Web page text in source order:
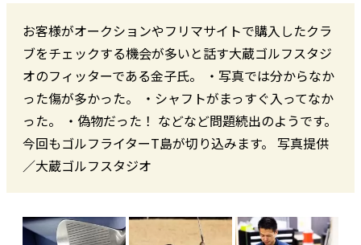
お客様がオークションやフリマサイトで購入したクラ
ブをチェックする機会が多いと話す大蔵ゴルフスタジ
オのフィッターである金子氏。 ・写真では分からなか
った傷が多かった。 ・シャフトがまっすぐ入ってなか
った。 ・偽物だった！ などなど問題続出のようです。
今回もゴルフライターT島が切り込みます。 写真提供
／大蔵ゴルフスタジオ